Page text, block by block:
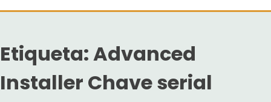
Etiqueta:Advanced
Installer Chave serial